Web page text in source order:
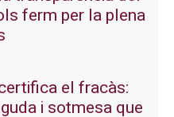
ferm per la plena
el fracàs:
i sotmesa que